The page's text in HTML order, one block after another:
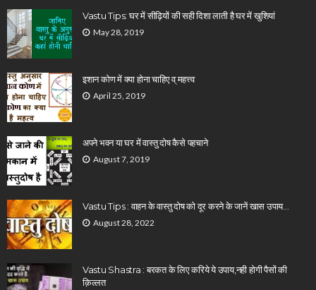
Vastu Tips: घर में सीढ़ियों की सही दिशा लाती है घर में खुशियां
May 28, 2019
इशान कोण में क्या होना चाहिए व् महत्त्व
April 25, 2019
अपने भवन या घर में वास्तु दोष कैसे पहचाने
August 7, 2019
Vastu Tips : वाहन के वास्तु दोष को दूर करने के जानें खास उपाय…
August 28, 2022
Vastu Shastra : बरकत के लिए करिये ये उपाय,नही होगी पैसों की
क़िल्लत